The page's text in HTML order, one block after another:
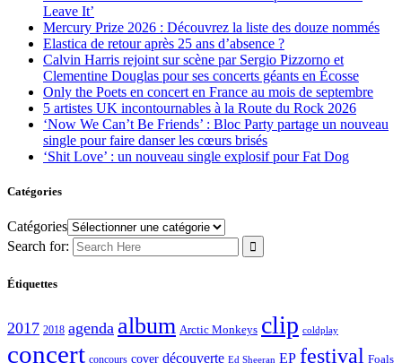
Leave It’
Mercury Prize 2026 : Découvrez la liste des douze nommés
Elastica de retour après 25 ans d’absence ?
Calvin Harris rejoint sur scène par Sergio Pizzorno et
Clementine Douglas pour ses concerts géants en Écosse
Only the Poets en concert en France au mois de septembre
5 artistes UK incontournables à la Route du Rock 2026
‘Now We Can’t Be Friends’ : Bloc Party partage un nouveau
single pour faire danser les cœurs brisés
‘Shit Love’ : un nouveau single explosif pour Fat Dog
Catégories
Catégories
Search for:
Étiquettes
2017 2018 agenda album Arctic Monkeys clip coldplay
concert concours cover découverte Ed Sheeran EP festival Foals